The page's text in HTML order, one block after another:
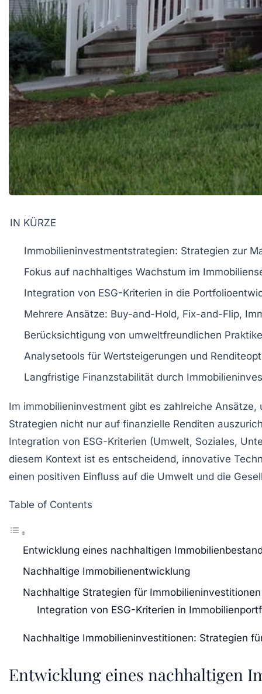
IN KÜRZE
Immobilieninvestmentstrategien: Strategien zur
Fokus auf nachhaltiges Wachstum im
Integration von ESG-Kriterien in die
Mehrere Ansätze: Buy-and-Hold, Fix-and-Flip,
Berücksichtigung von umweltfreundlichen
Analysetools für Wertsteigerungen und
Langfristige Finanzstabilität durch
Im immobilieninvestment gibt es zahlreiche Ansätze,
Strategien nicht nur auf finanzielle Renditen
Integration von ESG-Kriterien (Umwelt, Soziales,
diesem Kontext ist es entscheidend, innovative
einen positiven Einfluss auf die Umwelt und die
Table of Contents
Entwicklung eines nachhaltigen
Nachhaltige Immobilienentwicklung
Nachhaltige Strategien für Immobilieninvestitionen
Integration von ESG-Kriterien in
Nachhaltige Immobilieninvestitionen: Strategien
Entwicklung eines nachhaltigen